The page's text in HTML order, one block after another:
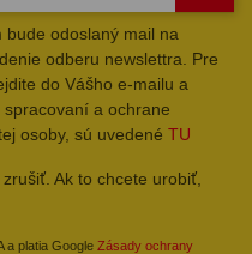
bude odoslaný mail na
odberu newslettra. Pre
do Vášho e-mailu a
a ochrane
osoby, sú uvedené TU
Ak to chcete urobiť,
a platia Google Zásady ochrany